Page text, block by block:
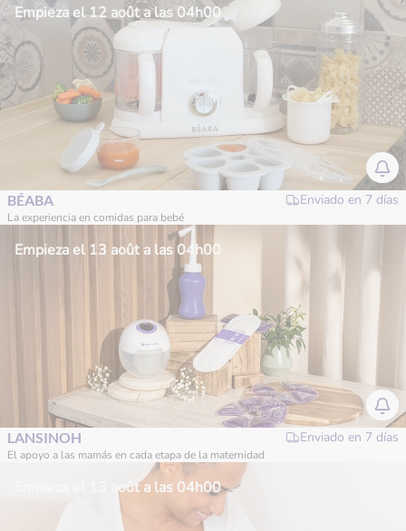
Empieza el 12 août a las 04h00
BÉABA Enviado en 7 días
La experiencia en comidas para bebé
Empieza el 13 août a las 04h00
LANSINOH Enviado en 7 días
El apoyo a las mamás en cada etapa de la maternidad
Empieza el 13 août a las 04h00